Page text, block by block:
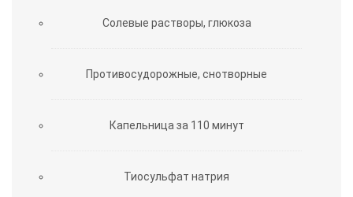
Солевые растворы, глюкоза
Противосудорожные, снотворные
Капельница за 110 минут
Тиосульфат натрия